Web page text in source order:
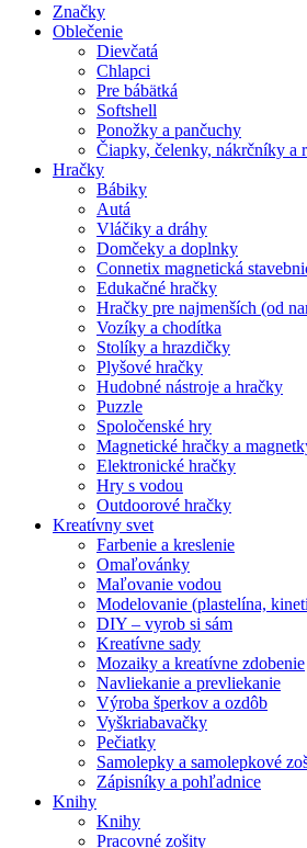
Značky
Oblečenie
Dievčatá
Chlapci
Pre bábätká
Softshell
Ponožky a pančuchy
Čiapky, čelenky, nákrčníky a
Hračky
Bábiky
Autá
Vláčiky a dráhy
Domčeky a doplnky
Connetix magnetická
Edukačné hračky
Hračky pre najmenších (od
Vozíky a chodítka
Stolíky a hrazdičky
Plyšové hračky
Hudobné nástroje a hračky
Puzzle
Spoločenské hry
Magnetické hračky a
Elektronické hračky
Hry s vodou
Outdoorové hračky
Kreatívny svet
Farbenie a kreslenie
Omaľovánky
Maľovanie vodou
Modelovanie (plastelína,
DIY – vyrob si sám
Kreatívne sady
Mozaiky a kreatívne zdobenie
Navliekanie a prevliekanie
Výroba šperkov a ozdôb
Vyškriabavačky
Pečiatky
Samolepky a samolepkové
Zápisníky a pohľadnice
Knihy
Knihy
Pracovné zošity